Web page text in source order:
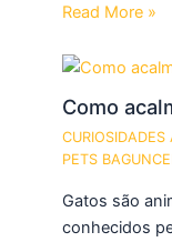
Read More »
Como
PETS
Gatos são
conhecidos